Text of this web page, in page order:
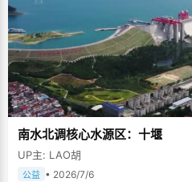
南水北调核心水源区：十堰
UP主: LAO胡
公益 • 2026/7/6